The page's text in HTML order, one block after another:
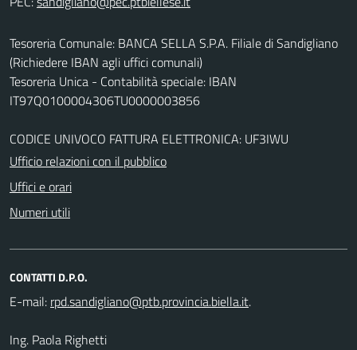
Tesoreria Comunale: BANCA SELLA S.P.A. Filiale di Sandigliano
(Richiedere IBAN agli uffici comunali)
Tesoreria Unica - Contabilità speciale: IBAN
IT97Q0100004306TU0000003856
CODICE UNIVOCO FATTURA ELETTRONICA: UF3IWU
Ufficio relazioni con il pubblico
Uffici e orari
Numeri utili
CONTATTI D.P.O.
E-mail:
.
Ing. Paola Righetti